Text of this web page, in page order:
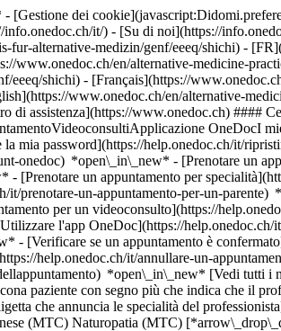
dei
it/) - [Su di noi](https://
fur-alternative-medizin/genf/eeeq/shichi) -
www.onedoc.ch/en/alternative-medicine-
eeeq/shichi) - [Français](https://
www.onedoc.ch/en/alternative-
di assistenza](https://www.onedoc.ch) ####
OneDocI
mia password](https://help.onedoc.ch/it/
onedoc) *open\_in\_new* - [Prenotare un
[Prenotare un appuntamento per
prenotare-un-appuntamento-per-un-parente)
per un videoconsulto](https://
l'app OneDoc](https://help.onedoc.ch/
- [Verificare se un appuntamento è confermato](https://help.onedoc.ch/it/verificare-se-un-appuntamento-%C3%A8-confermato) *open\_in\_new* - [Annullare un appuntamento prenotato online su OneDoc](https://help.onedoc.ch/it/annullare-un-appuntamento-prenotato-online-su-onedoc) *open\_in\_new* - [Non ho ricevuto la conferma dell'appuntamento](https://help.onedoc.ch/it/non-ho-ricevuto-la-conferma-dellappuntamento) *open\_in\_new* [Vedi tutti i nostri articoli *open\_in\_new*](https://help.onedoc.ch/it/) *photo\_camera*+ 5 foto # Shichi ## Studio medicina alternativa Mappa Presentazione Il team ![Icona paziente con segno più che indica che il professionista accetta nuovi pazienti](https://www.onedoc.ch/assets/images/icons/new-patients.svg) ### Pazienti accettati Shichi accetta nuovi pazienti ![Icona valigetta che annuncia le specialità del professionista](https://www.onedoc.ch/assets/images/icons/specialties.svg) ### Specialità Agopuntura Fitoterapia Medicina Tradizionale Cinese (MTC) Naturopatia (MTC) [*arrow\_drop\_down*Vedi di più](https://www.onedoc.ch) ![Segnaposto che annuncia la mappa e le informazioni di accesso dello studio](https://www.onedoc.ch/assets/images/icons/map.svg) ### Mappa e informazioni pratiche #### Shichi Rue de Saint-Jean 11 1203 Ginevra ![Icona documento che annuncia la presentazione dello studio](https://www.onedoc.ch/assets/images/icons/presentation.svg) ### Presentazione Benvenuto al __Shichi__, __studio medicina alternativa__ a Ginevra per il tuo appuntamento medico. - __Pamela Jean Tichenor__ pratica la __agopuntura__ Per ulteriori informazioni e per fissare un appuntamento, chiama il [079 851 14 93](tel:+41798511493). [![Shichi, studio medicina alternativa a Ginevra](https://assets.onedoc.ch/images/entities/26a2c1d87c3433049d1c136011e9a19d10154b582e0340d28c8fa2f918abb0ea-small.png "Shichi, studio medicina alternativa a Ginevra")](https://assets.onedoc.ch/images/entities/26a2c1d87c3433049d1c136011e9a19d10154b582e0340d28c8fa2f918abb0ea.png)[![Shichi, studio medicina alternativa a Ginevra](https://assets.onedoc.ch/images/entities/64567e2b72700e1a457887de605144c008d307beb04a085baafad3ba3474e801-small.jpg "Shichi, studio medicina alternativa a Ginevra")](https://assets.onedoc.ch/images/entities/64567e2b72700e1a457887de605144c008d307beb04a085baafad3ba3474e801.jpg)[![Shichi, studio medicina alternativa a Ginevra](https://assets.onedoc.ch/images/entities/b1273019ebdb1a922a4ddb2d590d5af821692e53952218c74d6c7b86cc424897-small.jpg "Shichi, studio medicina alternativa a Ginevra")](https://assets.onedoc.ch/images/entities/b1273019ebdb1a922a4ddb2d590d5af821692e53952218c74d6c7b86cc424897.jpg)[![Shichi, studio medicina alternativa a Ginevra](https://assets.onedoc.ch/images/entities/b9da6886f15f6b8f173309cf6793aeda58c511756f1caba5387bff6d5d2f80d8-small.jpg "Shichi, studio medicina alternativa a Ginevra")](https://assets.onedoc.ch/images/entities/b9da6886f15f6b8f173309cf6793aeda58c511756f1caba5387bff6d5d2f80d8.jpg)[![Shichi, studio medicina alternativa a Ginevra](https://assets.onedoc.ch/images/entities/0c3f3d02d4bc1b6349ff36dd4c5d6a2cf8857ba306e81579c25a98013e29cc2a-small.jpg "Shichi, studio medicina alternativa a Ginevra")](https://assets.onedoc.ch/images/entities/0c3f3d02d4bc1b6349ff36dd4c5d6a2cf8857ba306e81579c25a98013e29cc2a.jpg)[![Shichi, studio medicina alternativa a Ginevra](https://assets.onedoc.ch/images/entities/89bea50fdd336bd12c4ad836858a4335d5f10ab2af0d9cc372a5f30d672c89ec-small.jpg "Shichi, studio medicina alternativa a Ginevra")](https://assets.onedoc.ch/images/entities/89bea50fdd336bd12c4ad836858a4335d5f10ab2af0d9cc372a5f30d672c89ec.jpg) ![Icona gruppo di persone che annuncia l’elenco dei professionisti sanitari dello studio](https://www.onedoc.ch/assets/images/icons/team.svg) ### Il team Agopuntrice [![Pamela Jean Tichenor, agopuntrice a Ginevra](https://assets.onedoc.ch/images/users/010d43ed68ad3edfedda7bc7125870ddde7a30c944a2ce52a30b4538c89a177b-small.jpg "Pamela Jean Tichenor, agopuntrice a Ginevra") \ __Sig.ra Pamela Jean Tichenor__](https://www.onedoc.ch/it/agopuntrice/ginevra/pk5z/pamela-jean-tichenor) ![Icona nuvoletta che annuncia la sezione FAQ](https://www.onedoc.ch/assets/images/icons/faq.svg) ### FAQ *expand\_more* *keyboard\_arrow\_right* ## Qual è l'indirizzo di Shichi? Shichi riceve i pazienti in Rue de Saint-Jean 11, 1203 Ginevra. * * * *keyboard\_arrow\_right* ## Qual è il numero di telefono di Shichi? Il numero di telefono di Shichi è [079 851 14 93](tel:+41798511493). * * * *keyboard\_arrow\_right* ## Quali sono le specialità praticate presso Shichi? Shichi offre consulenze in [Agopuntura](https://www.onedoc.ch/it/agopuntore/ginevra), [Fitoterapia](https://www.onedoc.ch/it/fitoterapista/ginevra), [Medicina Tradizionale Cinese (MTC)](https://www.onedoc.ch/it/specialista-in-medicina-tradizionale-cinese-mtc/ginevra) e [Naturopatia (MTC)](https://www.onedoc.ch/it/naturopata-mtc/ginevra). * * * *keyboard\_arrow\_right* ## Shichi accetta nuovi pazienti? Sì, Shichi accetta nuovi pazienti. I nuovi pazienti possono prenotare facilmente gli appuntamenti online tramite OneDoc. * * * *keyboard\_arrow\_right* ## Quali sono le lingue parlate presso Shichi? Shichi propone delle consultazioni in: Inglese. 1. [OneDoc](https://www.onedoc.ch/it/)/ 2. [Studio medicina alternativa](https://www.onedoc.ch/it/studio-medicina-alternativa)/ 3.